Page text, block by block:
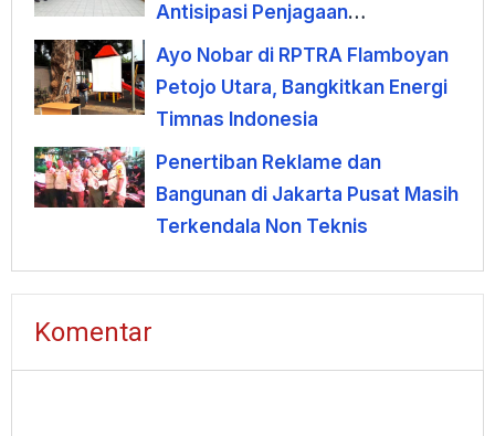
Antisipasi Penjagaan
Sinergisitas Kantibmas
Ayo Nobar di RPTRA Flamboyan
Petojo Utara, Bangkitkan Energi
Timnas Indonesia
Penertiban Reklame dan
Bangunan di Jakarta Pusat Masih
Terkendala Non Teknis
Komentar